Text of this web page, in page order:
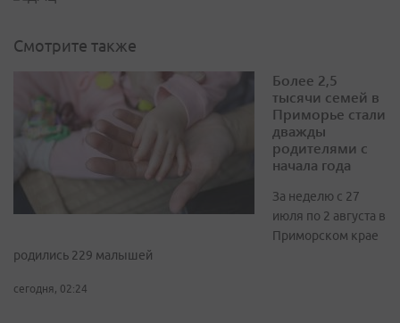
Смотрите также
Более 2,5
тысячи семей в
Приморье стали
дважды
родителями с
начала года
За неделю с 27
июля по 2 августа в
Приморском крае
родились 229 малышей
сегодня, 02:24